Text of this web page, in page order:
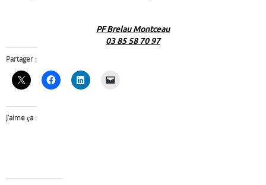
PF Brelau Montceau
03 85 58 70 97
Partager :
J’aime ça :